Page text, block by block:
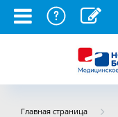
Главная страница